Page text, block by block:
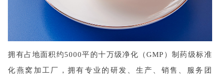
拥有占地面积约5000平的十万级净化（GMP）制药级标准
化燕窝加工厂，拥有专业的研发、生产、销售、服务团